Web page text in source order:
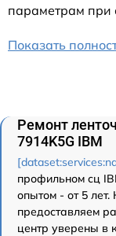
параметрам при
Показать
Ремонт
7914K5G IBM
профильном сц
опытом - от 5
предоставляем
центр уверены в